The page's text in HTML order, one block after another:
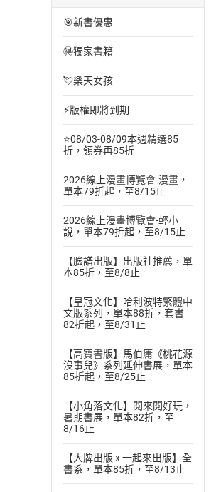
🎯新書優惠
🉐獨家書籍
💘樂天女孩
⚡版權即將到期
⭐08/03-08/09本週精選85
折，領券再85折
2026線上漫畫博覽會-漫畫，
單本79折起，至8/15止
2026線上漫畫博覽會-輕小
說，單本79折起，至8/15止
【臉譜出版】出版社推薦，單
本85折，至8/8止
【皇冠文化】哈利波特繁體中
文版系列，單本88折，套書
82折起，至8/31止
【高寶書版】馬伯庸《桃花源
沒事兒》系列延伸書展，單本
85折起，至8/25止
【小角落文化】閱來閱好玩，
暑期書展，單本82折，至
8/16止
【大牌出版 x 一起來出版】全
書系，單本85折，至8/13止